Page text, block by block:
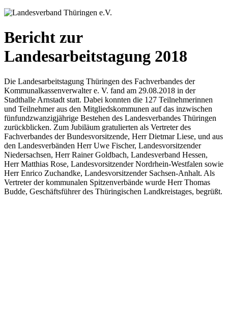
Bericht zur
Landesarbeitstagung 2018
Die Landesarbeitstagung Thüringen des Fachverbandes der
Kommunalkassenverwalter e. V. fand am 29.08.2018 in der
Stadthalle Arnstadt statt. Dabei konnten die 127 Teilnehmerinnen
und Teilnehmer aus den Mitgliedskommunen auf das inzwischen
fünfundzwanzigjährige Bestehen des Landesverbandes Thüringen
zurückblicken. Zum Jubiläum gratulierten als Vertreter des
Fachverbandes der Bundesvorsitzende, Herr Dietmar Liese, und aus
den Landesverbänden Herr Uwe Fischer, Landesvorsitzender
Niedersachsen, Herr Rainer Goldbach, Landesverband Hessen,
Herr Matthias Rose, Landesvorsitzender Nordrhein-Westfalen sowie
Herr Enrico Zuchandke, Landesvorsitzender Sachsen-Anhalt. Als
Vertreter der kommunalen Spitzenverbände wurde Herr Thomas
Budde, Geschäftsführer des Thüringischen Landkreistages, begrüßt.